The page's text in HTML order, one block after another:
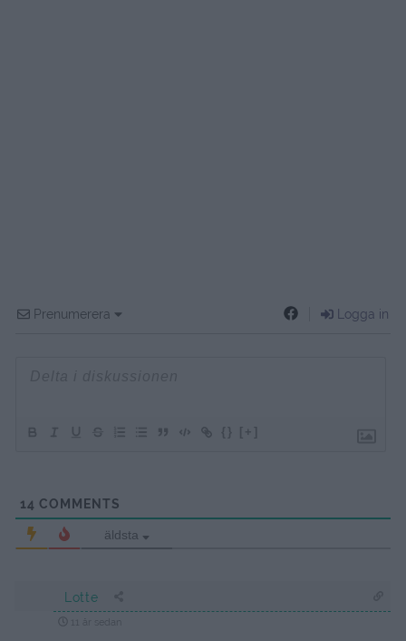
Prenumerera Logga in
{} [+]
14 COMMENTS
äldsta
Lotte
11 år sedan